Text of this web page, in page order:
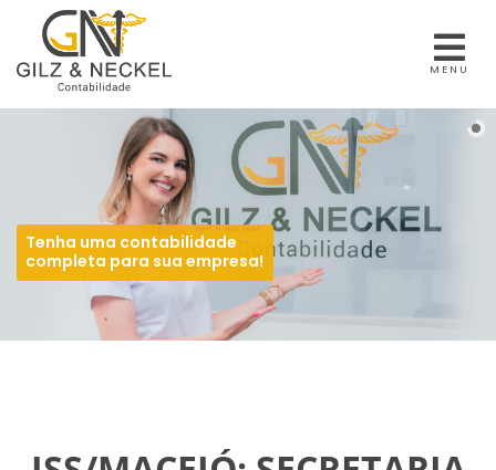
MENU
Tenha uma contabilidade
completa para sua empresa!